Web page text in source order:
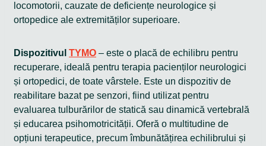
locomotorii, cauzate de deficiențe neurologice și
ortopedice ale extremităților superioare.
Dispozitivul TYMO – este o placă de echilibru pentru
recuperare, ideală pentru terapia pacienților neurologici
și ortopedici, de toate vârstele. Este un dispozitiv de
reabilitare bazat pe senzori, fiind utilizat pentru
evaluarea tulburărilor de statică sau dinamică vertebrală
și educarea psihomotricității. Oferă o multitudine de
opțiuni terapeutice, precum îmbunătățirea echilibrului și